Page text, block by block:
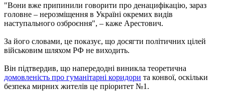
"Вони вже припинили говорити про денацифікацію, зараз
головне – нерозміщення в Україні окремих видів
наступального озброєння", – каже Арестович.
За його словами, це показує, що досягти політичних цілей
військовим шляхом РФ не виходить.
Він підтвердив, що напередодні виникла теоретична
домовленість про гуманітарні коридори та конвої, оскільки
безпека мирних жителів це пріоритет №1.